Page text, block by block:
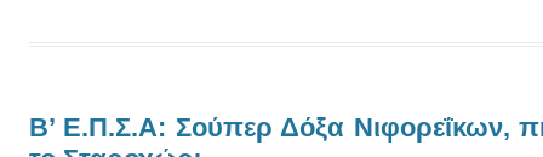
Β’ Ε.Π.Σ.Α: Σούπερ Δόξα Νιφορεΐκων,